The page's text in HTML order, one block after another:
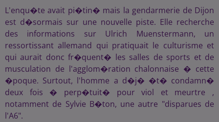
L'enqu�te avait pi�tin� mais la gendarmerie de Dijon
est d�sormais sur une nouvelle piste. Elle recherche
des informations sur Ulrich Muenstermann, un
ressortissant allemand qui pratiquait le culturisme et
qui aurait donc fr�quent� les salles de sports et de
musculation de l'agglom�ration chalonnaise � cette
�poque. Surtout, l'homme a d�j� �t� condamn�
deux fois � perp�tuit� pour viol et meurtre ,
notamment de Sylvie B�ton, une autre "disparues de
l'A6".